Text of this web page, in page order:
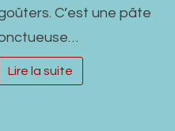
C’est une pâte
Lire la suite